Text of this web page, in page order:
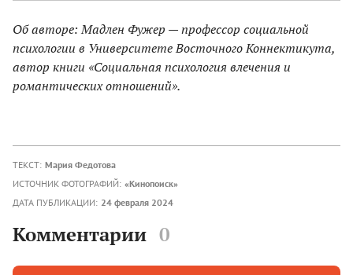
Об авторе: Мадлен Фужер — профессор социальной
психологии в Университете Восточного Коннектикута,
автор книги «Социальная психология влечения и
романтических отношений».
ТЕКСТ: Мария Федотова
ИСТОЧНИК ФОТОГРАФИЙ: «Кинопоиск»
ДАТА ПУБЛИКАЦИИ: 24 февраля 2024
Комментарии 0